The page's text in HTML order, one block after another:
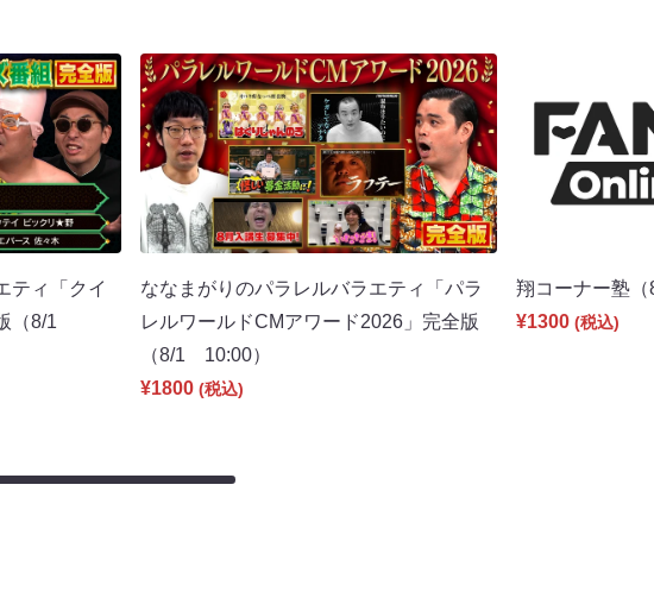
ティ「クイ
（8/1
ななまがりのパラレルバラエティ「パラ
レルワールドCMアワード2026」完全版
（8/1 10:00）
¥1800 (税込)
翔コーナー塾
¥1300 (税込)